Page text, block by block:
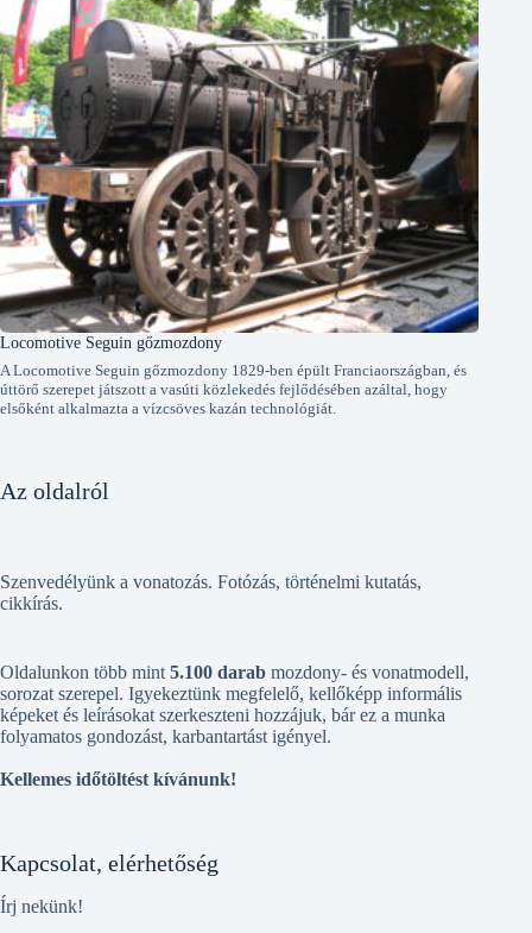
Locomotive Seguin gőzmozdony
A Locomotive Seguin gőzmozdony 1829-ben épült Franciaországban, és
úttörő szerepet játszott a vasúti közlekedés fejlődésében azáltal, hogy
elsőként alkalmazta a vízcsöves kazán technológiát.
Az oldalról
Szenvedélyünk a vonatozás. Fotózás, történelmi kutatás,
cikkírás.
Oldalunkon több mint 5.100 darab mozdony- és vonatmodell,
sorozat szerepel. Igyekeztünk megfelelő, kellőképp informális
képeket és leírásokat szerkeszteni hozzájuk, bár ez a munka
folyamatos gondozást, karbantartást igényel.
Kellemes időtöltést kívánunk!
Kapcsolat, elérhetőség
Írj nekünk!